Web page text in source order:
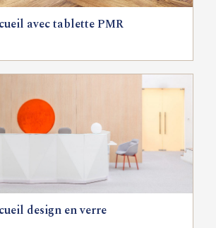
avec tablette PMR
design en verre